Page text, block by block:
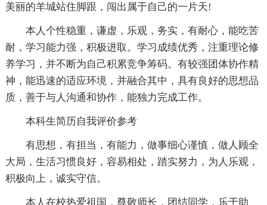
美丽的羊城站住脚跟，闯出属于自己的一片天!
本人个性稳重，谦虚，乐观，务实，有耐心，能吃苦
耐，学习能力强，积极进取。学习成绩优秀，注重理论修
养学习，并不断为自己积累竞争筹码。有较强团体协作精
神，能迅速的适应环境，并融合其中，具有良好的思想品
质，善于与人沟通和协作，能独力完成工作。
本科生简历自我评价参考
有思想，有担当，有能力，做事细心谨慎，做人顾全
大局，生活习惯良好，容易相处，踏实努力，为人乐观，
积极向上，诚实守信。
本人在校热爱祖国，尊敬师长，团结同学，乐于助